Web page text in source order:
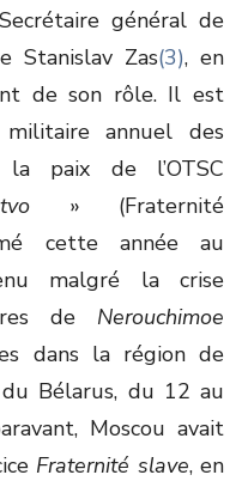
général de
Stanislav Zas(3), en
de son rôle. Il est
militaire annuel des
paix de l’OTSC
» (Fraternité
cette année au
malgré la crise
de Nerouchimoe
dans la région de
Bélarus, du 12 au
Moscou avait
Fraternité slave, en